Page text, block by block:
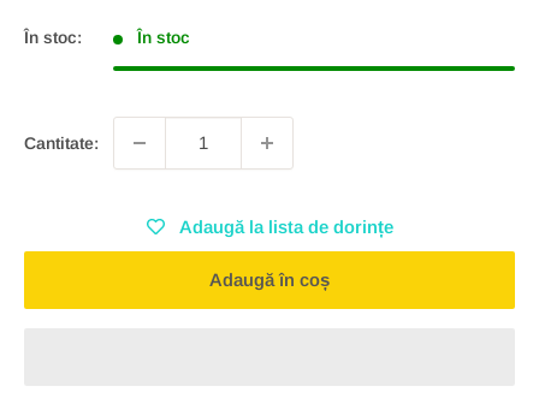
În stoc: În stoc
Cantitate:
Adaugă la lista de dorințe
Adaugă în coș